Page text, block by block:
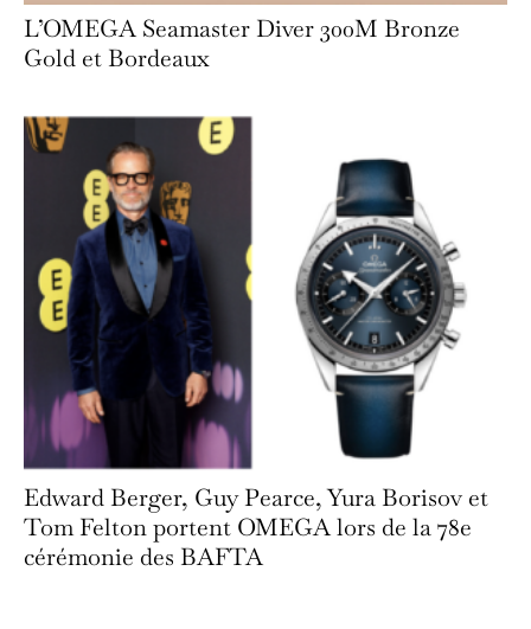
L’OMEGA Seamaster Diver 300M Bronze
Gold et Bordeaux
Edward Berger, Guy Pearce, Yura Borisov et
Tom Felton portent OMEGA lors de la 78e
cérémonie des BAFTA